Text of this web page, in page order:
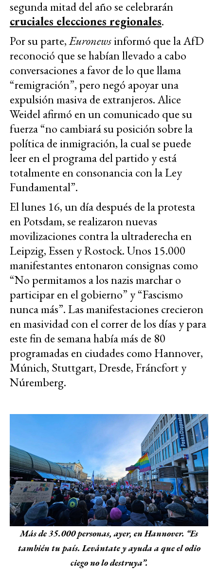
segunda mitad del año se celebrarán
cruciales elecciones regionales.
Por su parte,Euronewsinformó que la AfD
reconoció que se habían llevado a cabo
conversaciones a favor de lo que llama
“remigración”, pero negó apoyar una
expulsión masiva de extranjeros. Alice
Weidel afirmó en un comunicado que su
fuerza “no cambiará su posición sobre la
política de inmigración, la cual se puede
leer en el programa del partido y está
totalmente en consonancia con la Ley
Fundamental”.
El lunes 16, un día después de la protesta
en Potsdam, se realizaron nuevas
movilizaciones contra la ultraderecha en
Leipzig, Essen y Rostock. Unos 15.000
manifestantes entonaron consignas como
“No permitamos a los nazis marchar o
participar en el gobierno” y “Fascismo
nunca más”. Las manifestaciones crecieron
en masividad con el correr de los días y para
este fin de semana había más de 80
programadas en ciudades como Hannover,
Múnich, Stuttgart, Dresde, Fráncfort y
Núremberg.
Más de 35.000 personas, ayer, en Hannover. “Es
también tu país. Levántate y ayuda a que el odio
ciego no lo destruya”.